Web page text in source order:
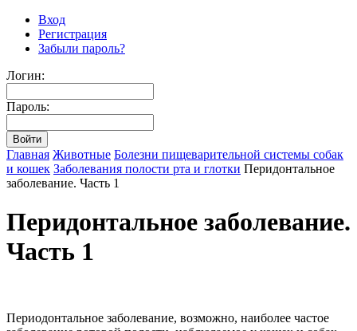
Вход
Регистрация
Забыли пароль?
Логин:
Пароль:
Главная Животные Болезни пищеварительной системы собак
и кошек Заболевания полости рта и глотки Перидонтальное
заболевание. Часть 1
Перидонтальное заболевание.
Часть 1
Периодонтальное заболевание, возможно, наиболее частое